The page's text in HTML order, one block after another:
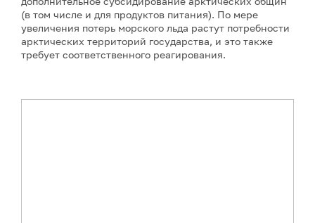
(в том числе и для продуктов питания). По мере
увеличения потерь морского льда растут потребности
арктических территорий государства, и это также
требует соответственного реагирования.